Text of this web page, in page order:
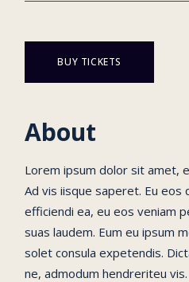
BUY TICKETS
About
Lorem ipsum dolor sit amet,
Ad vis iisque saperet. Eu eos
efficiendi ea, eu eos veniam
suas laudem. Eum eu ipsum
solet consula expetendis.
ne, admodum hendreriteu vis.